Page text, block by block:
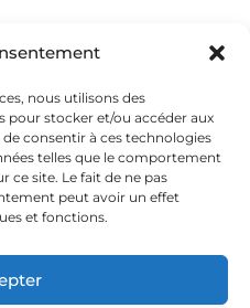
nous utilisons des
pour stocker et/ou accéder aux
consentir à ces technologies
telles que le comportement
ce site. Le fait de ne pas
peut avoir un effet
et fonctions.